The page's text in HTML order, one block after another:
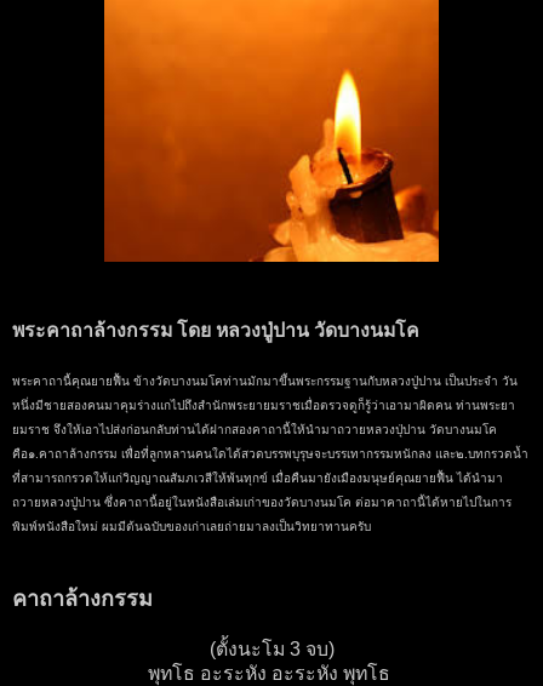
พระคาถาล้างกรรม โดย หลวงปู่ปาน วัดบางนมโค
พระคาถานี้คุณยายฟื้น ข้างวัดบางนมโคท่านมักมาขึ้นพระกรรมฐานกับหลวงปู่ปาน เป็นประจำ วัน
หนึ่งมีชายสองคนมาคุมร่างแกไปถึงสำนักพระยายมราชเมื่อตรวจดูก็รู้ว่าเอามาผิดคน ท่านพระยา
ยมราช จึงให้เอาไปส่งก่อนกลับท่านได้ฝากสองคาถานี้ให้นำมาถวายหลวงปุ่ปาน วัดบางนมโค
คือ๑.คาถาล้างกรรม เพื่อที่ลูกหลานคนใดได้สวดบรรพบุรุษจะบรรเทากรรมหนักลง และ๒.บทกรวดน้ำ
ที่สามารถกรวดให้แก่วิญญาณสัมภเวสีให้พ้นทุกข์ เมื่อคืนมายังเมืองมนุษย์คุณยายฟื้น ได้นำมา
ถวายหลวงปู่ปาน ซึ่งคาถานี้อยู่ในหนังสือเล่มเก่าของวัดบางนมโค ต่อมาคาถานี้ได้หายไปในการ
พิมพ์หนังสือใหม่ ผมมีต้นฉบับของเก่าเลยถ่ายมาลงเป็นวิทยาทานครับ
คาถาล้างกรรม
(ตั้งนะโม 3 จบ)
พุทโธ อะระหัง อะระหัง พุทโธ